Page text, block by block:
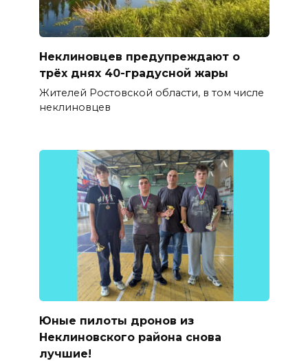
Неклиновцев предупреждают о
трёх днях 40-градусной жары
Жителей Ростовской области, в том числе
неклиновцев
Юные пилоты дронов из
Неклиновского района снова
лучшие!